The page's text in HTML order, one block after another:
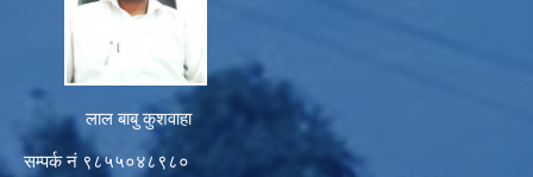
लाल बाबु कुशवाहा
सम्पर्क नं ९८५५०४८९८०